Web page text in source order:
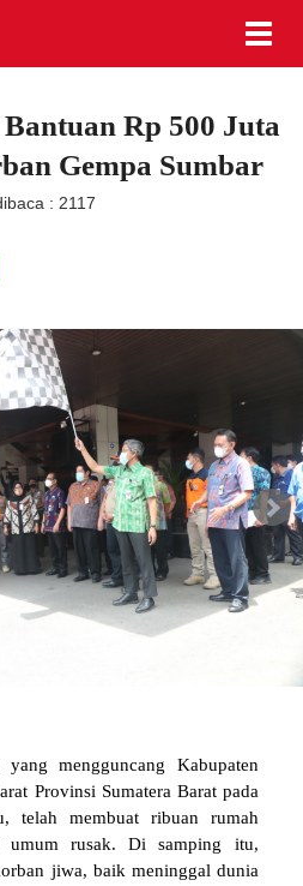
Rp 500 Juta
Gempa Sumbar
: 2117
mengguncang Kabupaten
Provinsi Sumatera Barat pada
telah membuat ribuan rumah
umum rusak. Di samping itu,
jiwa, baik meninggal dunia